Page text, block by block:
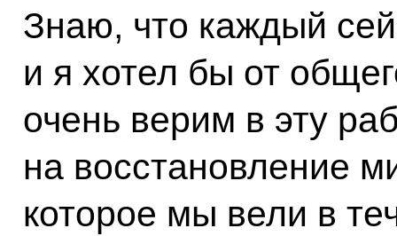
Знаю, что каждый
и я хотел бы от
очень верим в эту
на восстановление
которое мы вели в